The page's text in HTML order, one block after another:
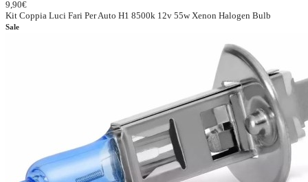
9,90€
Kit Coppia Luci Fari Per Auto H1 8500k 12v 55w Xenon Halogen Bulb
Sale